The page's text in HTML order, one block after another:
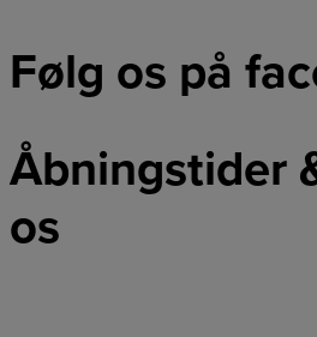
Følg os på
Åbningstider
os